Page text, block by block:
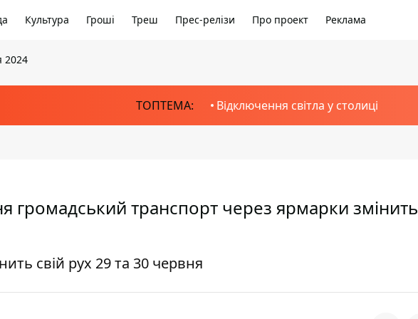
Культура Гроші Треш Прес-релізи Про проект Реклама
2024
ТОПТЕМА: Відключення світла у столиці
громадський транспорт через ярмарки змінить
свій рух 29 та 30 червня